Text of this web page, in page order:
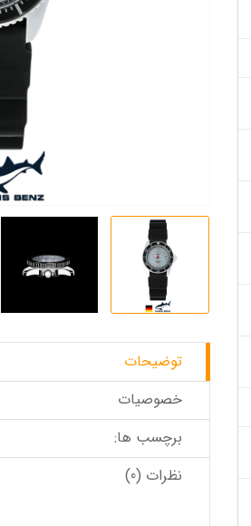
توضیحات
خصوصیات
برچسب ها:
نظرات (0)